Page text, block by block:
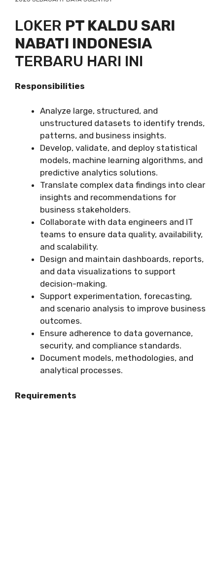
LOKER PT KALDU SARI
NABATI INDONESIA
TERBARU HARI INI
Responsibilities
Analyze large, structured, and
unstructured datasets to identify trends,
patterns, and business insights.
Develop, validate, and deploy statistical
models, machine learning algorithms, and
predictive analytics solutions.
Translate complex data findings into clear
insights and recommendations for
business stakeholders.
Collaborate with data engineers and IT
teams to ensure data quality, availability,
and scalability.
Design and maintain dashboards, reports,
and data visualizations to support
decision-making.
Support experimentation, forecasting,
and scenario analysis to improve business
outcomes.
Ensure adherence to data governance,
security, and compliance standards.
Document models, methodologies, and
analytical processes.
Requirements